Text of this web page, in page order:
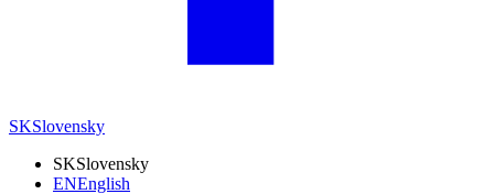
SKSlovensky
SKSlovensky
ENEnglish